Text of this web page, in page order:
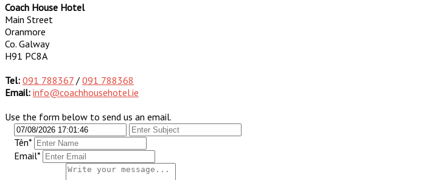
Coach House Hotel
Main Street
Oranmore
Co. Galway
H91 PC8A
Tel: 091 788367 / 091 788368
Email: info@coachhousehotel.ie
Use the form below to send us an email.
Tên*
Email*